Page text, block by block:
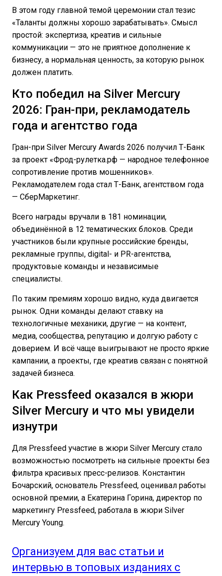
В этом году главной темой церемонии стал тезис
«Таланты должны хорошо зарабатывать». Смысл
простой: экспертиза, креатив и сильные
коммуникации — это не приятное дополнение к
бизнесу, а нормальная ценность, за которую рынок
должен платить.
Кто победил на Silver Mercury
2026: Гран-при, рекламодатель
года и агентство года
Гран-при Silver Mercury Awards 2026 получил Т-Банк
за проект «Фрод-рулетка.рф — народное телефонное
сопротивление против мошенников».
Рекламодателем года стал Т-Банк, агентством года
— СберМаркетинг.
Всего награды вручали в 181 номинации,
объединённой в 12 тематических блоков. Среди
участников были крупные российские бренды,
рекламные группы, digital- и PR-агентства,
продуктовые команды и независимые
специалисты.
По таким премиям хорошо видно, куда двигается
рынок. Одни команды делают ставку на
технологичные механики, другие — на контент,
медиа, сообщества, репутацию и долгую работу с
доверием. И всё чаще выигрывают не просто яркие
кампании, а проекты, где креатив связан с понятной
задачей бизнеса.
Как Pressfeed оказался в жюри
Silver Mercury и что мы увидели
изнутри
Для Pressfeed участие в жюри Silver Mercury стало
возможностью посмотреть на сильные проекты без
фильтра красивых пресс-релизов. Константин
Бочарский, основатель Pressfeed, оценивал работы
основной премии, а Екатерина Горина, директор по
маркетингу Pressfeed, работала в жюри Silver
Mercury Young.
Организуем для вас статьи и
интервью в топовых изданиях с